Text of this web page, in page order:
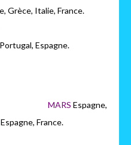
Grèce, Italie, France.
Espagne.
MARS Espagne,
Espagne, France.
France.